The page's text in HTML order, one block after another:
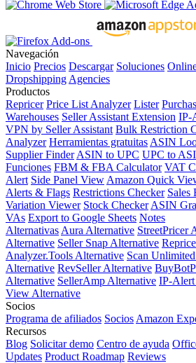
Navegación
Inicio Precios Descargar Soluciones
Dropshipping Agencies
Productos
Repricer Price List Analyzer Lister
Warehouses Seller Assistant Extension IP-
VPN by Seller Assistant Bulk Restriction
Analyzer Herramientas gratuitas ASIN
Supplier Finder ASIN to UPC UPC to
Funciones FBM & FBA Calculator VAT
Alert Side Panel View Amazon Quick
Alerts & Flags Restrictions Checker Sales
Variation Viewer Stock Checker ASIN
VAs Export to Google Sheets Notes
Alternativas Aura Alternative StreetPricer
Alternative Seller Snap Alternative
Analyzer.Tools Alternative Scan
Alternative RevSeller Alternative
Alternative SellerAmp Alternative IP-
View Alternative
Socios
Programa de afiliados Socios Amazon
Recursos
Blog Solicitar demo Centro de ayuda
Updates Product Roadmap Reviews